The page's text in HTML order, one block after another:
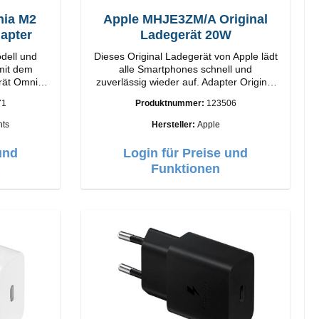
M2
und
dem
Omnia
und
mit
einfache
für das
Sie Ihr
Apple MHJE3ZM/A Original
Ladegerät 20W
Dieses Original Ladegerät von Apple lädt
alle Smartphones schnell und
zuverlässig wieder auf. Adapter Original
Anschlüsse: USB-C Output: 20W Farbe:
Weiss
Produktnummer: 123506
Hersteller: Apple
Login für Preise und
Funktionen